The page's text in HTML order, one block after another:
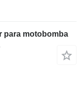
para motobomba